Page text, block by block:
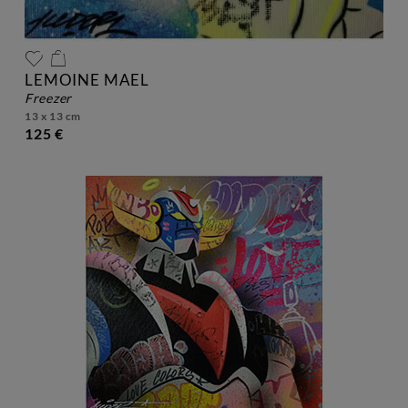
LEMOINE MAEL
freezer
13 x 13 cm
125 €